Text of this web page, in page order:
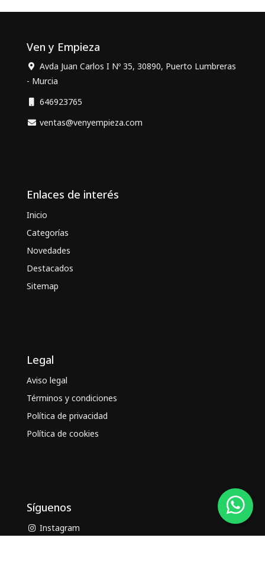
Ven y Empieza
Avda Juan Carlos I Nº 35, 30890, Puerto Lumbreras
- Murcia
646923765
ventas@venyempieza.com
Enlaces de interés
Inicio
Categorías
Novedades
Destacados
Sitemap
Legal
Aviso legal
Términos y condiciones
Política de privacidad
Política de cookies
Síguenos
Instagram